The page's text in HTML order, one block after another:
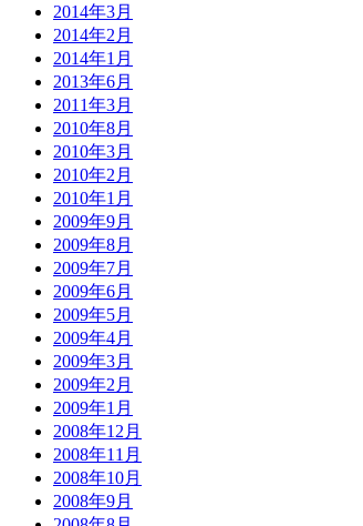
2014年3月
2014年2月
2014年1月
2013年6月
2011年3月
2010年8月
2010年3月
2010年2月
2010年1月
2009年9月
2009年8月
2009年7月
2009年6月
2009年5月
2009年4月
2009年3月
2009年2月
2009年1月
2008年12月
2008年11月
2008年10月
2008年9月